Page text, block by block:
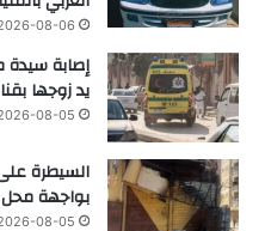
08-06
إصابة
يد زوجها بقنا
08-05
السيطرة
بواجهة
08-05